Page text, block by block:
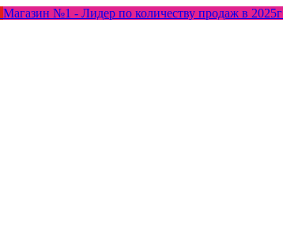
Магазин №1 - Лидер по количеству продаж в 2025г